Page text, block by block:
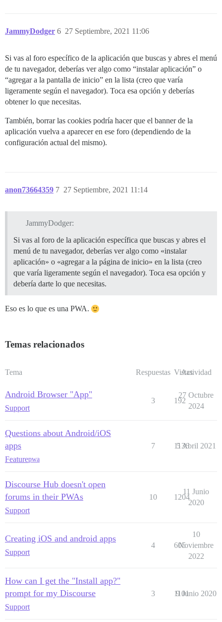
JammyDodger 27 Septiembre, 2021 11:06
6
Si vas al foro específico de la aplicación que buscas y abres el menú
de tu navegador, deberías ver algo como “instalar aplicación” o
“agregar a la pantalla de inicio” en la lista (creo que varía
ligeramente según el navegador). Toca esa opción y deberías
obtener lo que necesitas.
También, borrar las cookies podría hacer que el banner de la
aplicación vuelva a aparecer en ese foro (dependiendo de la
configuración actual del mismo).
anon73664359 27 Septiembre, 2021 11:14
7
JammyDodger:
Si vas al foro de la aplicación específica que buscas y abres el
menú de tu navegador, deberías ver algo como «instalar
aplicación» o «agregar a la página de inicio» en la lista (creo
que varía ligeramente según el navegador). Toca esa opción y
debería darte lo que necesitas.
Eso es lo que es una PWA.
Temas relacionados
Tema Respuestas Vistas
Actividad
Android Browser "App"
Support
3 192
27 Octubre
2024
Questions about Android/iOS
apps
Featurepwa
7 1136
5 Abril 2021
Discourse Hub doesn't open
forums in their PWAs
Support
10 1204
11 Junio
2020
Creating iOS and android apps
Support
4 605
10
Noviembre
2022
How can I get the "Install app?"
prompt for my Discourse
Support
3 1101
9 Junio 2020